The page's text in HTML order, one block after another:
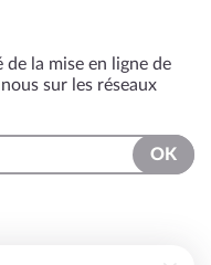
la mise en ligne de
sur les réseaux
OK